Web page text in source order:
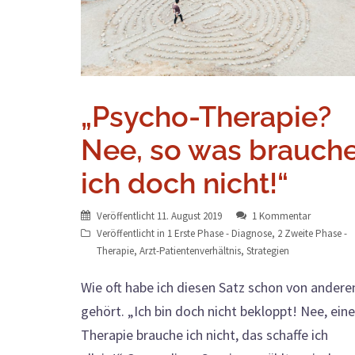
„Psycho-Therapie?
Nee, so was
ich doch nicht!“
Veröffentlicht 11. August 2019
1 Kommentar
Veröffentlicht in 1 Erste Phase - Diagnose, 2 Zweite Phase -
Therapie, Arzt-Patientenverhältnis, Strategien
Wie oft habe ich diesen Satz schon von
gehört. „Ich bin doch nicht bekloppt! Nee, eine
Therapie brauche ich nicht, das schaffe ich